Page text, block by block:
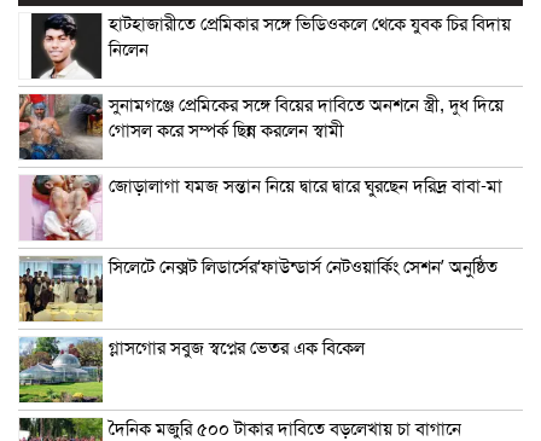
হাটহাজারীতে প্রেমিকার সঙ্গে ভিডিওকলে থেকে যুবক চির বিদায়
নিলেন
সুনামগঞ্জে প্রেমিকের সঙ্গে বিয়ের দাবিতে অনশনে স্ত্রী, দুধ দিয়ে
গোসল করে সম্পর্ক ছিন্ন করলেন স্বামী
জোড়ালাগা যমজ সন্তান নিয়ে দ্বারে দ্বারে ঘুরছেন দরিদ্র বাবা-মা
সিলেটে নেক্সট লিডার্সের‘ফাউন্ডার্স নেটওয়ার্কিং সেশন’ অনুষ্ঠিত
গ্লাসগোর সবুজ স্বপ্নের ভেতর এক বিকেল
দৈনিক মজুরি ৫০০ টাকার দাবিতে বড়লেখায় চা বাগানে